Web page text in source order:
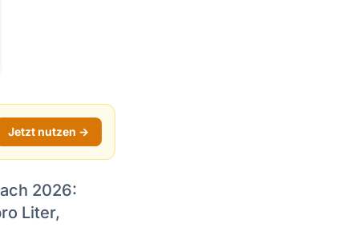
Jetzt nutzen →
2026:
Liter,